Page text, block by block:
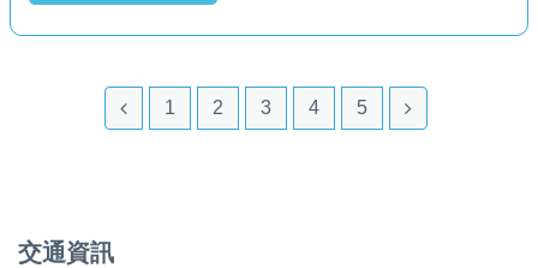
1 2 3 4 5
交通資訊